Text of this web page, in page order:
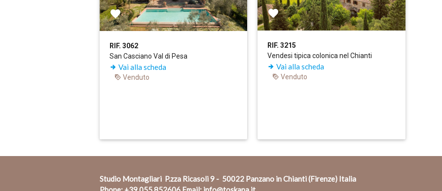
RIF. 3062
San Casciano Val di Pesa
Vai alla scheda
Venduto
RIF. 3215
Vendesi tipica colonica nel Chianti
Vai alla scheda
Venduto
Studio Montagliari P.zza Ricasoli 9 - 50022 Panzano in Chianti (Firenze) Italia